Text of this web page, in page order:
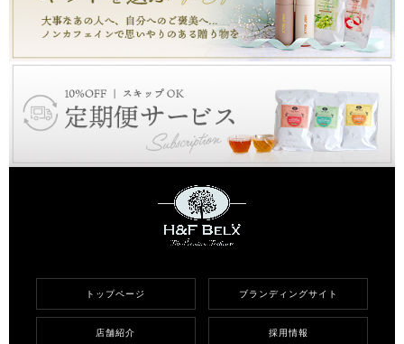
トップページ ブランディングサイト
店舗紹介 採用情報